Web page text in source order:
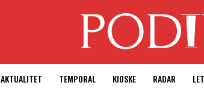
AKTUALITET TEMPORAL KIOSKE RADAR